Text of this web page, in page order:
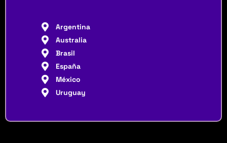
Argentina
Australia
Brasil
España
México
Uruguay